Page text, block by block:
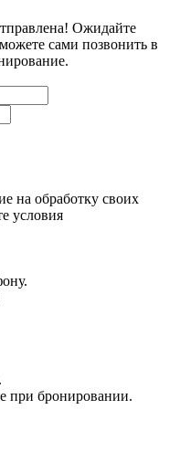
Ожидайте
сами позвонить в
на обработку своих
условия
при бронировании.